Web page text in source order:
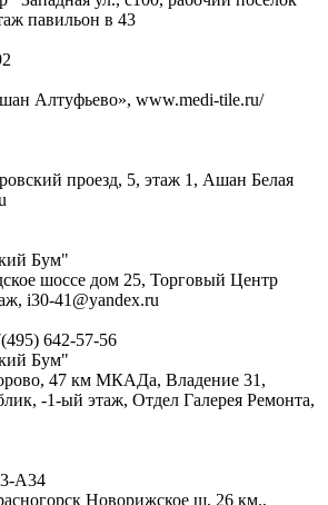
павильон в 43
Алтуфьево», www.medi-tile.ru/
проезд, 5, этаж 1, Ашан Белая
Бум"
шоссе дом 25, Торговый Центр
i30-41@yandex.ru
642-57-56
Бум"
47 км МКАДа, Владение 31,
-1-ый этаж, Отдел Галерея Ремонта,
А34
Новорижское ш, 26 км.,